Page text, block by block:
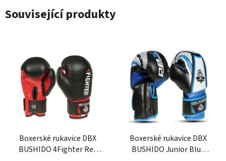
Související produkty
Boxerské rukavice DBX
BUSHIDO 4Fighter Red
Boxerské rukavice DBX
BUSHIDO Junior Blue